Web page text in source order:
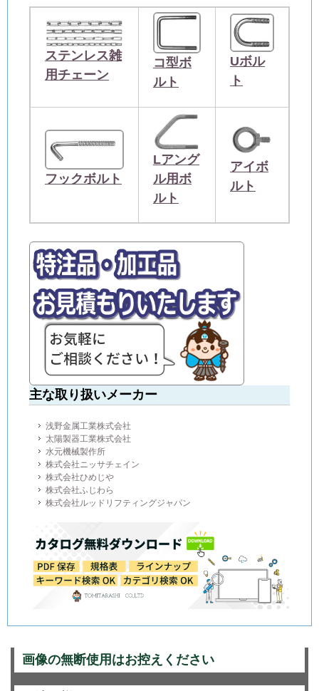
ステンレス雑
用チェーン
コ型ボ
ルト
Uボル
ト
フックボルト
Lアング
ル用ボ
ルト
アイボ
ルト
主な取り扱いメーカー
浅野金属工業株式会社
太陽製器工業株式会社
水元機械製作所
株式会社ニッサチェイン
株式会社ひめじや
株式会社ふじわら
株式会社ルッドリフティングジャパン
画像の無断使用はお控えください